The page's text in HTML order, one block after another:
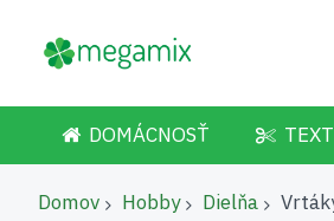
DOMÁCNOSŤ
Domov Hobby Dielňa